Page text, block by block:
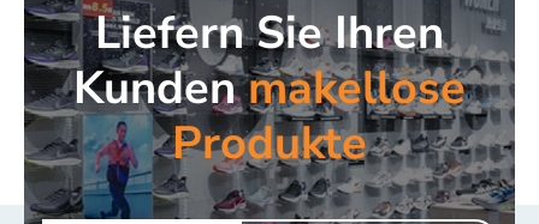
Liefern Sie Ihren
Kundenmakellose
Produkte